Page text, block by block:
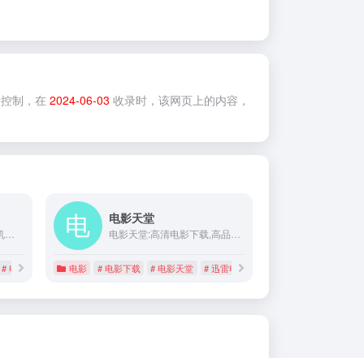
制，在 2024-06-03 收录时，该网页上的内容，
# 电影网
电影天堂
电影 # 电影下载 # 电影天堂 # 迅雷电影下载